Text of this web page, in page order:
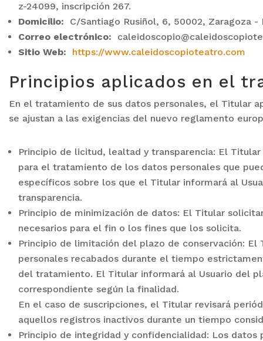
z-24099, inscripción 267.
Domicilio: C/Santiago Rusiñol, 6, 50002, Zaragoza -
Correo electrónico:
Sitio Web:
https://www.caleidoscopioteatro.com
Principios aplicados en el
En el tratamiento de sus datos personales, el Titular
se ajustan a las exigencias del nuevo reglamento
Principio de licitud, lealtad y transparencia: El
para el tratamiento de los datos personales que
específicos sobre los que el Titular informará al
transparencia.
Principio de minimización de datos: El Titular
necesarios para el fin o los fines que los solicita.
Principio de limitación del plazo de conservación:
personales recabados durante el tiempo
del tratamiento. El Titular informará al Usuario del
correspondiente según la finalidad.
En el caso de suscripciones, el Titular revisará
aquellos registros inactivos durante un tiempo
Principio de integridad y confidencialidad: Los datos